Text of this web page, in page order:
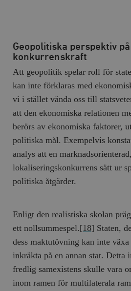
Geopolitiska perspektiv på
konkurrenskraft
Att geopolitik spelar roll för
kan inte förklaras med
vi i stället vända oss till
att den ekonomiska relationen
berörs av ekonomiska faktorer,
politiska mål. Exempelvis
analys att en
lokaliseringskonkurrens sätt ur
politiska åtgärder.
Enligt den realistiska skolan
ett nollsummespel.[18] Staten,
dess maktutövning kan inte
inkräkta på en annan stat. Detta
fredlig samexistens skulle vara
inom ramen för multilaterala